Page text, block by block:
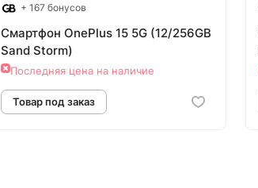
+ 167 бонусов
Смартфон OnePlus 15 5G (12/256GB
Sand Storm)
Последняя цена на наличие